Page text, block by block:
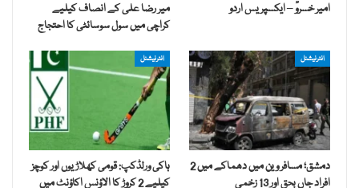
امیر خسروؒ – ایکسپریس اردو
میر رضا علی کے انصاف کیلیے
کراچی میں سول سوسائٹی کا احتجاج
انٹرنیشنل
دمشق؛ مسافر وین میں دھماکے میں 2
افراد جاں بحق اور 13 زخمی
انٹرنیشنل
ہاکی ورلڈکپ: قومی کھلاڑیوں اور کوچز
کیلیے 2 کروڑ کا الاؤنس اکاؤنٹ میں